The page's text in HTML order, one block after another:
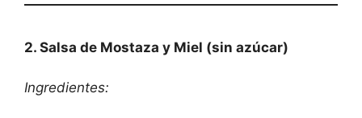
2. Salsa de Mostaza y Miel (sin azúcar)
Ingredientes: